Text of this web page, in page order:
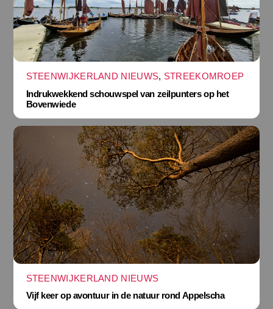
STEENWIJKERLAND NIEUWS, STREEKOMROEP
Indrukwekkend schouwspel van zeilpunters op het
Bovenwiede
STEENWIJKERLAND NIEUWS
Vijf keer op avontuur in de natuur rond Appelscha